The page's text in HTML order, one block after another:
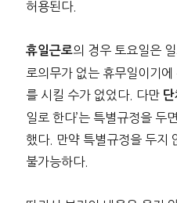
허용된다.
휴일근로의 경우 토요일은
로의무가 없는 휴무일이기
를 시킬 수가 없었다. 다만
일로 한다’는 특별규정을 두
했다. 만약 특별규정을 두지
불가능하다.